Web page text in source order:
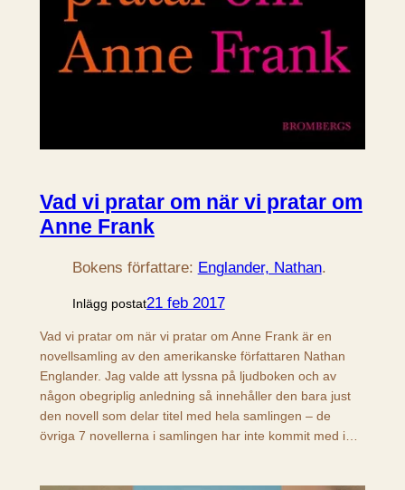
Vad vi pratar om när vi pratar om
Anne Frank
Bokens författare: Englander, Nathan.
Inlägg postat21 feb 2017
Vad vi pratar om när vi pratar om Anne Frank är en
novellsamling av den amerikanske författaren Nathan
Englander. Jag valde att lyssna på ljudboken och av
någon obegriplig anledning så innehåller den bara just
den novell som delar titel med hela samlingen – de
övriga 7 novellerna i samlingen har inte kommit med i…